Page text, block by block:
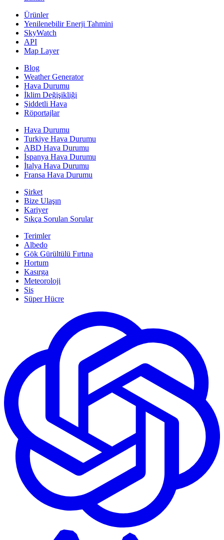
Ürünler
Yenilenebilir Enerji Tahmini
SkyWatch
API
Map Layer
Blog
Weather Generator
Hava Durumu
İklim Değişikliği
Şiddetli Hava
Röportajlar
Hava Durumu
Turkiye Hava Durumu
ABD Hava Durumu
İspanya Hava Durumu
İtalya Hava Durumu
Fransa Hava Durumu
Şirket
Bize Ulaşın
Kariyer
Sıkça Sorulan Sorular
Terimler
Albedo
Gök Gürültülü Fırtına
Hortum
Kasırga
Meteoroloji
Sis
Süper Hücre